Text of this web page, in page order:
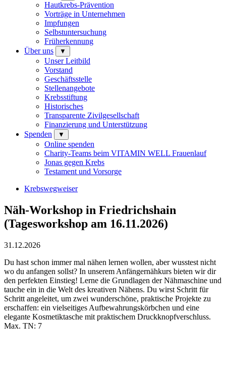
Hautkrebs-Prävention
Vorträge in Unternehmen
Impfungen
Selbstuntersuchung
Früherkennung
Über uns
▼
Unser Leitbild
Vorstand
Geschäftsstelle
Stellenangebote
Krebsstiftung
Historisches
Transparente Zivilgesellschaft
Finanzierung und Unterstützung
Spenden
▼
Online spenden
Charity-Teams beim VITAMIN WELL Frauenlauf
Jonas gegen Krebs
Testament und Vorsorge
Krebswegweiser
Näh-Workshop in Friedrichshain
(Tagesworkshop am 16.11.2026)
31.12.2026
Du hast schon immer mal nähen lernen wollen, aber wusstest nicht
wo du anfangen sollst? In unserem Anfängernähkurs bieten wir dir
den perfekten Einstieg! Lerne die Grundlagen der Nähmaschine und
tauche ein in die Welt des kreativen Nähens. Du wirst Schritt für
Schritt angeleitet, um zwei wunderschöne, praktische Projekte zu
erschaffen: ein vielseitiges Aufbewahrungskörbchen und eine
elegante Kosmetiktasche mit praktischem Druckknopfverschluss.
Max. TN: 7